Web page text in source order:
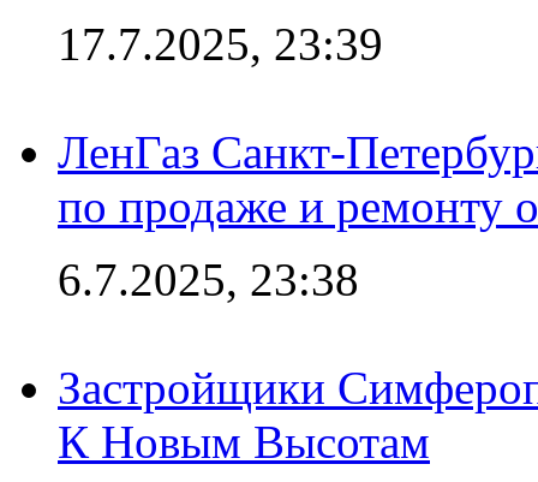
17.7.2025, 23:39
ЛенГаз Санкт-
по продаже и ремонту
6.7.2025, 23:38
Застройщики
К Новым Высотам